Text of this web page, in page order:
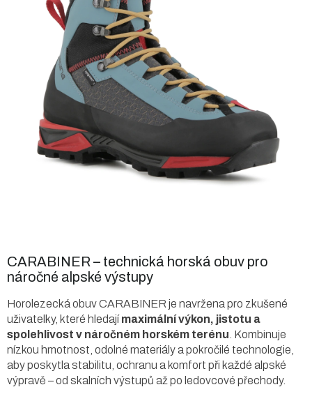
CARABINER – technická horská obuv pro
náročné alpské výstupy
Horolezecká obuv CARABINER je navržena pro zkušené
uživatelky, které hledajímaximální výkon, jistotu a
spolehlivost v náročném horském terénu . Kombinuje
nízkou hmotnost, odolné materiály a pokročilé technologie,
aby poskytla stabilitu, ochranu a komfort při každé alpské
výpravě – od skalních výstupů až po ledovcové přechody.